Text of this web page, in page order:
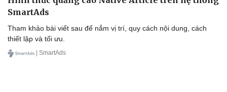
Lịch thi đấu bóng đá
Thế giới thể thao
eSports
Hậu trường
Xe máy
SmartAds
Tham khảo bài viết sau để nắm vị trí, quy cách nội dung, cách
thiết lập và tối ưu.
| SmartAds